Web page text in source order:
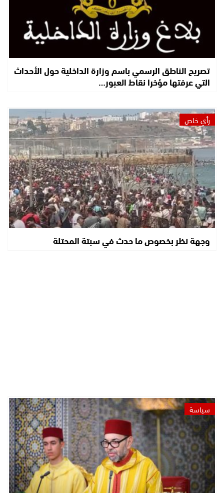
تصريح الناطق الرسمي باسم وزارة الداخلية حول الأحداث
التي عرفتها مؤخرا نقاط العبور…
رأي خاص
وجهة نظر بخصوص ما حدث في سبتة المحتلة
سياسة